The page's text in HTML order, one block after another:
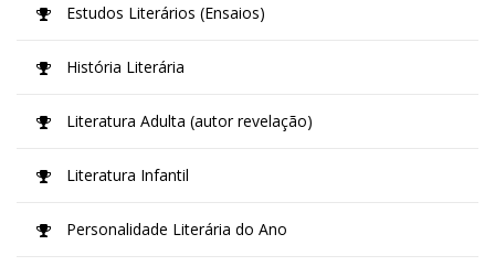
Estudos Literários (Ensaios)
História Literária
Literatura Adulta (autor revelação)
Literatura Infantil
Personalidade Literária do Ano